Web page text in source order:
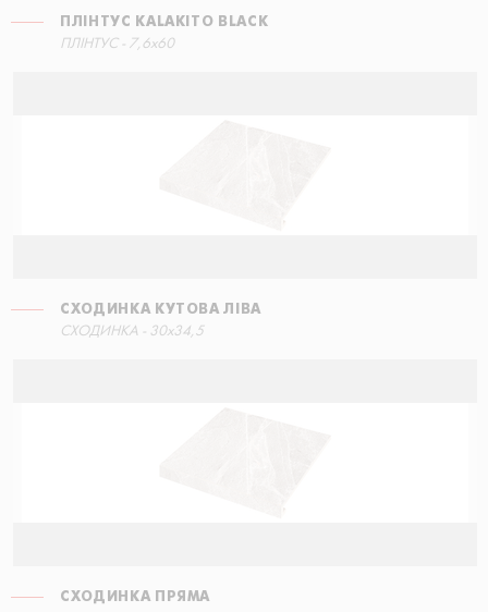
ПЛІНТУС KALAKITO BLACK
ПЛІНТУС - 7,6x60
СХОДИНКА КУТОВА ЛІВА
СХОДИНКА - 30x34,5
СХОДИНКА ПРЯМА
СХОДИНКА КУТОВА ПРАВА
60x34,5
СХОДИНКА ЕКО З ПРОРІЗАМИ
30x60
СХОДИНКА ПРЯМА